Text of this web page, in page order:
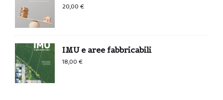
20,00€
IMU e aree fabbricabili
18,00€